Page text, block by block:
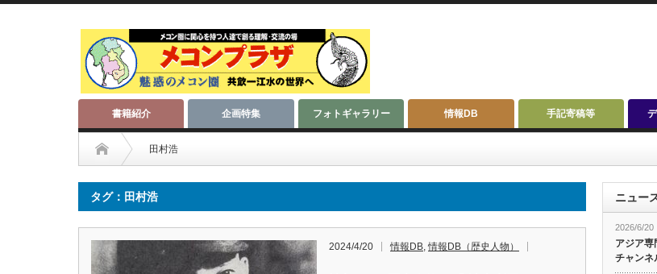
書籍紹介 企画特集 フォトギャラリー 情報DB 手記寄稿等
田村浩
タグ：田村浩
2024/4/20 情報DB,情報DB（歴史人物）
ニュー
2026/6/20
アジア専
チャンネ